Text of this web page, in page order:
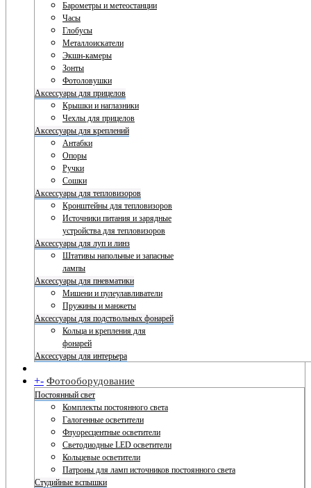
Барометры и метеостанции
Часы
Глобусы
Металлоискатели
Экшн-камеры
Зонты
Фотоловушки
Аксессуары для прицелов
Крышки и наглазники
Чехлы для прицелов
Аксессуары для креплений
Антабки
Опоры
Ручки
Сошки
Аксессуары для тепловизоров
Кронштейны для тепловизоров
Источники питания и зарядные
устройства для тепловизоров
Аксессуары для луп и линз
Штативы напольные и запасные
лампы
Аксессуары для пневматики
Мишени и пулеулавливатели
Пружины и манжеты
Аксессуары для подствольных фонарей
Кольца и крепления для
фонарей
Аксессуары для интерьера
+- Фотооборудование
Постоянный свет
Комплекты постоянного света
Галогенные осветители
Флуоресцентные осветители
Светодиодные LED осветители
Кольцевые осветители
Патроны для ламп источников постоянного света
Студийные вспышки